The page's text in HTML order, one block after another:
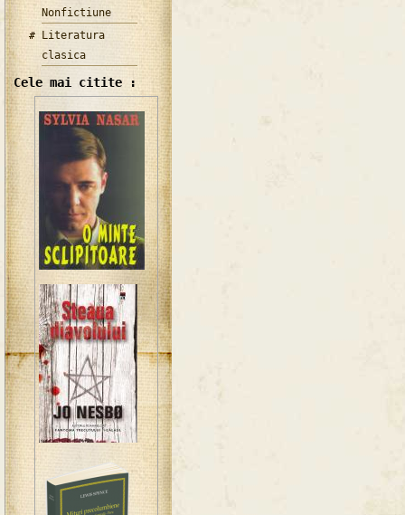
Nonfictiune
Literatura
clasica
Cele mai citite :